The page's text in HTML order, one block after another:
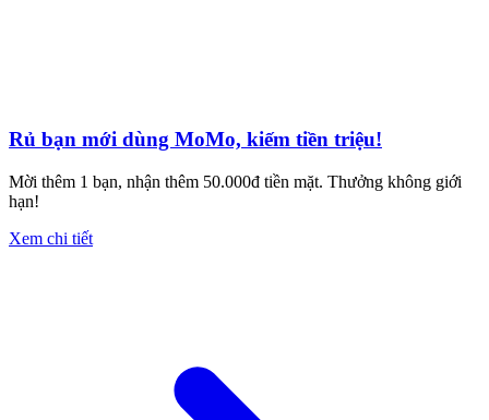
Rủ bạn mới dùng MoMo, kiếm tiền triệu!
Mời thêm 1 bạn, nhận thêm 50.000đ tiền mặt. Thưởng không giới
hạn!
Xem chi tiết